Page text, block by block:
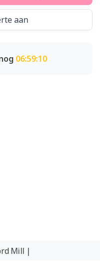
aan
06:59:10
Mill |